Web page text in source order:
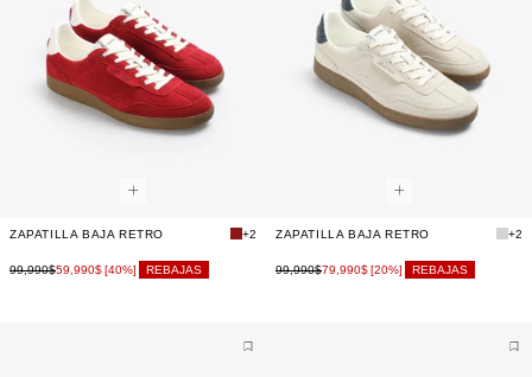
ZAPATILLA BAJA RETRO +2
99,990$59,990$[40%] REBAJAS
ZAPATILLA BAJA RETRO +2
99,990$79,990$[20%] REBAJAS